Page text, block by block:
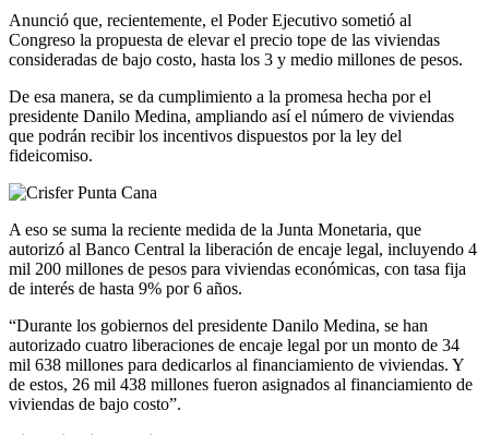
Anunció que, recientemente, el Poder Ejecutivo sometió al
Congreso la propuesta de elevar el precio tope de las viviendas
consideradas de bajo costo, hasta los 3 y medio millones de pesos.
De esa manera, se da cumplimiento a la promesa hecha por el
presidente Danilo Medina, ampliando así el número de viviendas
que podrán recibir los incentivos dispuestos por la ley del
fideicomiso.
A eso se suma la reciente medida de la Junta Monetaria, que
autorizó al Banco Central la liberación de encaje legal, incluyendo 4
mil 200 millones de pesos para viviendas económicas, con tasa fija
de interés de hasta 9% por 6 años.
“Durante los gobiernos del presidente Danilo Medina, se han
autorizado cuatro liberaciones de encaje legal por un monto de 34
mil 638 millones para dedicarlos al financiamiento de viviendas. Y
de estos, 26 mil 438 millones fueron asignados al financiamiento de
viviendas de bajo costo”.